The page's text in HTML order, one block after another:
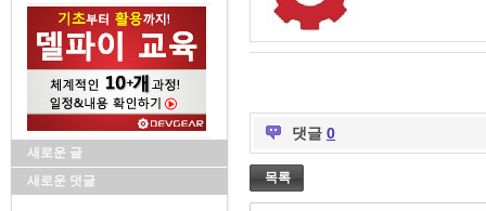
새로운 글
새로운 덧글
댓글 0
목록